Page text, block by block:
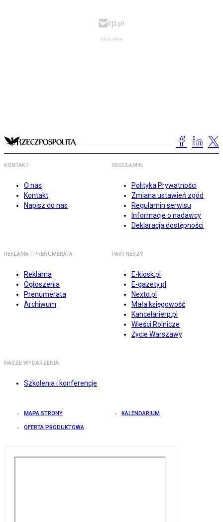
KONTAKT
O nas
Kontakt
Napisz do nas
REGULAMIN
Polityka Prywatności
Zmiana ustawień zgód
Regulamin serwisu
Informacje o nadawcy
Deklaracja dostępności
REKLAMA I PRENUMERATA
Reklama
Ogłoszenia
Prenumerata
Archiwum
PARTNERZY
E-kiosk.pl
E-gazety.pl
Nexto.pl
Mała księgowość
Kancelarierp.pl
Wieści Rolnicze
Życie Warszawy
NASZE WYDARZENIA
Szkolenia i konferencje
MAPA STRONY KALENDARIUM
OFERTA PRODUKTOWA